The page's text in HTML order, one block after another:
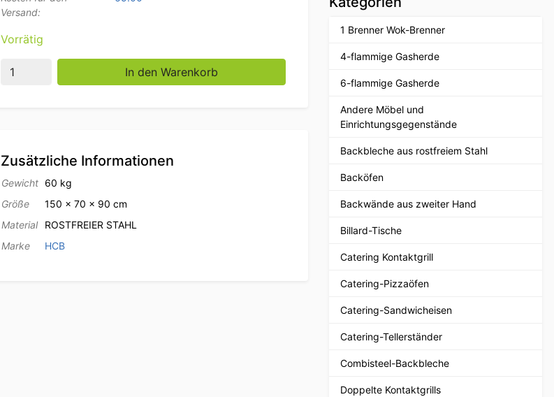
Versand:
Vorrätig
Edelstahl Polyethylen PE Schneidetisch Arbeitstisch Premium-line 150 cm Catering Metzgerei Menge
In den Warenkorb
Zusätzliche Informationen
Gewicht
60 kg
Größe
150 × 70 × 90 cm
Material
ROSTFREIER STAHL
Marke
HCB
1 Brenner Wok-Brenner
4-flammige Gasherde
6-flammige Gasherde
Andere Möbel und
Einrichtungsgegenstände
Backbleche aus rostfreiem Stahl
Backöfen
Backwände aus zweiter Hand
Billard-Tische
Catering Kontaktgrill
Catering-Pizzaöfen
Catering-Sandwicheisen
Catering-Tellerständer
Combisteel-Backbleche
Doppelte Kontaktgrills